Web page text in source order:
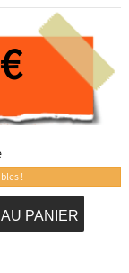
!
PANIER